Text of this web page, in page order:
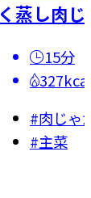
く蒸し肉
15分
#肉じゃ
#主菜